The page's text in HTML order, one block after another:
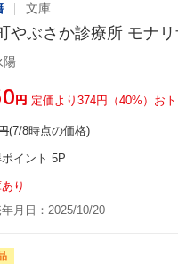
文庫
やぶさか診療所 モナ
陽
円 定価より374円（40%）おト
(7/8時点の価格)
イント 5P
り
月日：2025/10/20